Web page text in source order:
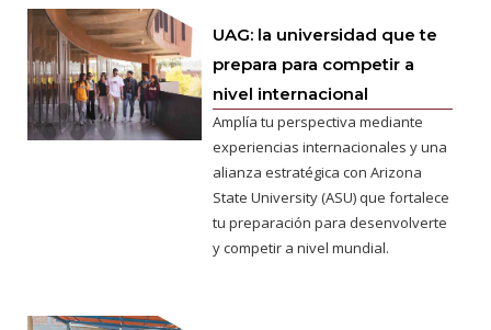
UAG: la universidad que te
prepara para competir a
nivel internacional
Amplía tu perspectiva mediante
experiencias internacionales y una
alianza estratégica con Arizona
State University (ASU) que fortalece
tu preparación para desenvolverte
y competir a nivel mundial.